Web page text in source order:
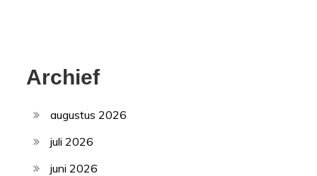
Archief
augustus 2026
juli 2026
juni 2026